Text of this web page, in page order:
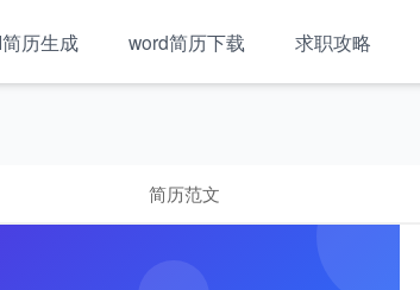
历生成 word简历下载 求职攻略
简历范文